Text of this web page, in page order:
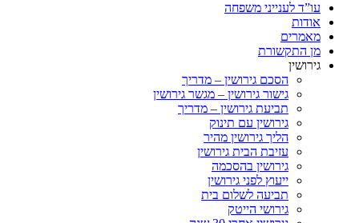
עו”ד לענייני משפחה
אודות
מאמרים
מן התקשורת
גירושין
הסכם גירושין – מדריך
גישור גירושין – מגשר גירושין
תביעת גירושין – מדריך
גירושין עם תינוק
הליך גירושין מהיר
עזיבת הבית גירושין
גירושין בהסכמה
ייעוץ לפני גירושין
תביעה לשלום בית
גירושי הייטק